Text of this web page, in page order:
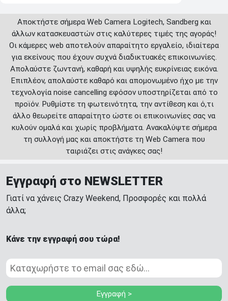
Αποκτήστε σήμερα Web Camera Logitech, Sandberg και
άλλων κατασκευαστών στις καλύτερες τιμές της αγοράς!
Οι κάμερες web αποτελούν απαραίτητο εργαλείο, ιδιαίτερα
για εκείνους που έχουν συχνά διαδικτυακές επικοινωνίες.
Απολαύστε ζωντανή, καθαρή και υψηλής ευκρίνειας εικόνα.
Επιπλέον, απολαύστε καθαρό και απομονωμένο ήχο με την
τεχνολογία noise cancelling εφόσον υποστηρίζεται από το
προϊόν. Ρυθμίστε τη φωτεινότητα, την αντίθεση και ό,τι
άλλο θεωρείτε απαραίτητο ώστε οι επικοινωνίες σας να
κυλούν ομαλά και χωρίς προβλήματα. Ανακαλύψτε σήμερα
τη συλλογή μας και αποκτήστε τη Web Camera που
ταιριάζει στις ανάγκες σας!
Εγγραφή στο NEWSLETTER
Γιατί να χάνεις Crazy Weekend, Προσφορές και πολλά
άλλα;
Κάνε την εγγραφή σου τώρα!
Εγγραφή >